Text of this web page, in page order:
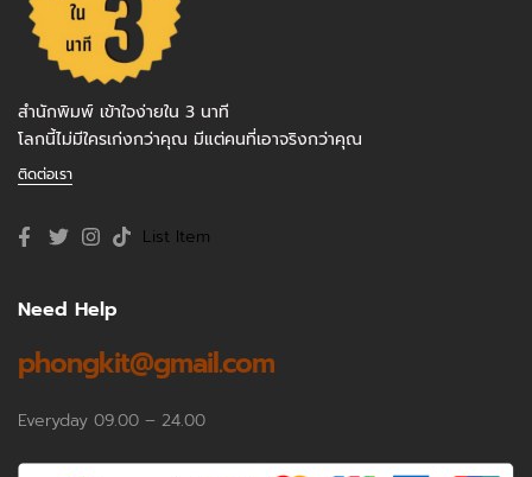
สำนักพิมพ์ เข้าใจง่ายใน 3 นาที
โลกนี้ไม่มีใครเก่งกว่าคุณ มีแต่คนที่เอาจริงกว่าคุณ
ติดต่อเรา
List Item
Need Help
phongkit@gmail.com
Everyday 09.00 – 24.00